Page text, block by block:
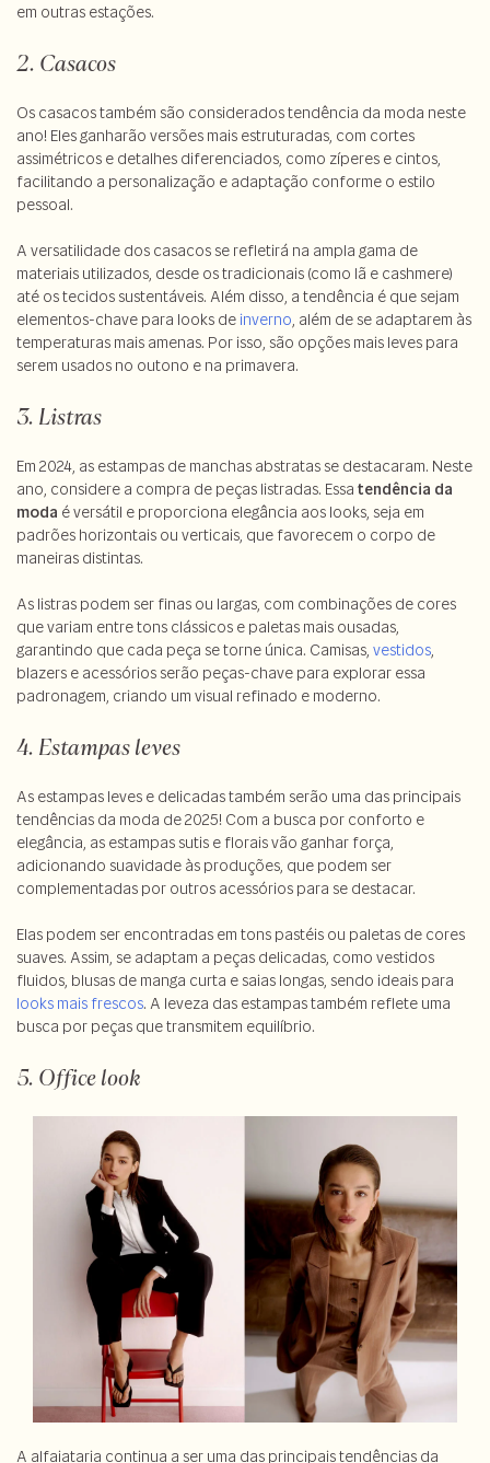
em outras estações.
2. Casacos
Os casacos também são considerados tendência da moda neste
ano! Eles ganharão versões mais estruturadas, com cortes
assimétricos e detalhes diferenciados, como zíperes e cintos,
facilitando a personalização e adaptação conforme o estilo
pessoal.
A versatilidade dos casacos se refletirá na ampla gama de
materiais utilizados, desde os tradicionais (como lã e cashmere)
até os tecidos sustentáveis. Além disso, a tendência é que sejam
elementos-chave para looks de inverno, além de se adaptarem às
temperaturas mais amenas. Por isso, são opções mais leves para
serem usados no outono e na primavera.
3. Listras
Em 2024, as estampas de manchas abstratas se destacaram. Neste
ano, considere a compra de peças listradas. Essa tendência da
moda é versátil e proporciona elegância aos looks, seja em
padrões horizontais ou verticais, que favorecem o corpo de
maneiras distintas.
As listras podem ser finas ou largas, com combinações de cores
que variam entre tons clássicos e paletas mais ousadas,
garantindo que cada peça se torne única. Camisas, vestidos,
blazers e acessórios serão peças-chave para explorar essa
padronagem, criando um visual refinado e moderno.
4. Estampas leves
As estampas leves e delicadas também serão uma das principais
tendências da moda de 2025! Com a busca por conforto e
elegância, as estampas sutis e florais vão ganhar força,
adicionando suavidade às produções, que podem ser
complementadas por outros acessórios para se destacar.
Elas podem ser encontradas em tons pastéis ou paletas de cores
suaves. Assim, se adaptam a peças delicadas, como vestidos
fluidos, blusas de manga curta e saias longas, sendo ideais para
looks mais frescos. A leveza das estampas também reflete uma
busca por peças que transmitem equilíbrio.
5. Office look
A alfaiataria continua a ser uma das principais tendências da